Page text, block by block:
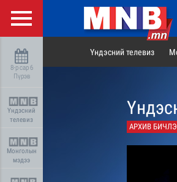
8-р сар 6
Пүрэв
Үндэсний
телевиз
Монголын
мэдээ
Үндэсний телевиз
АРХИВ